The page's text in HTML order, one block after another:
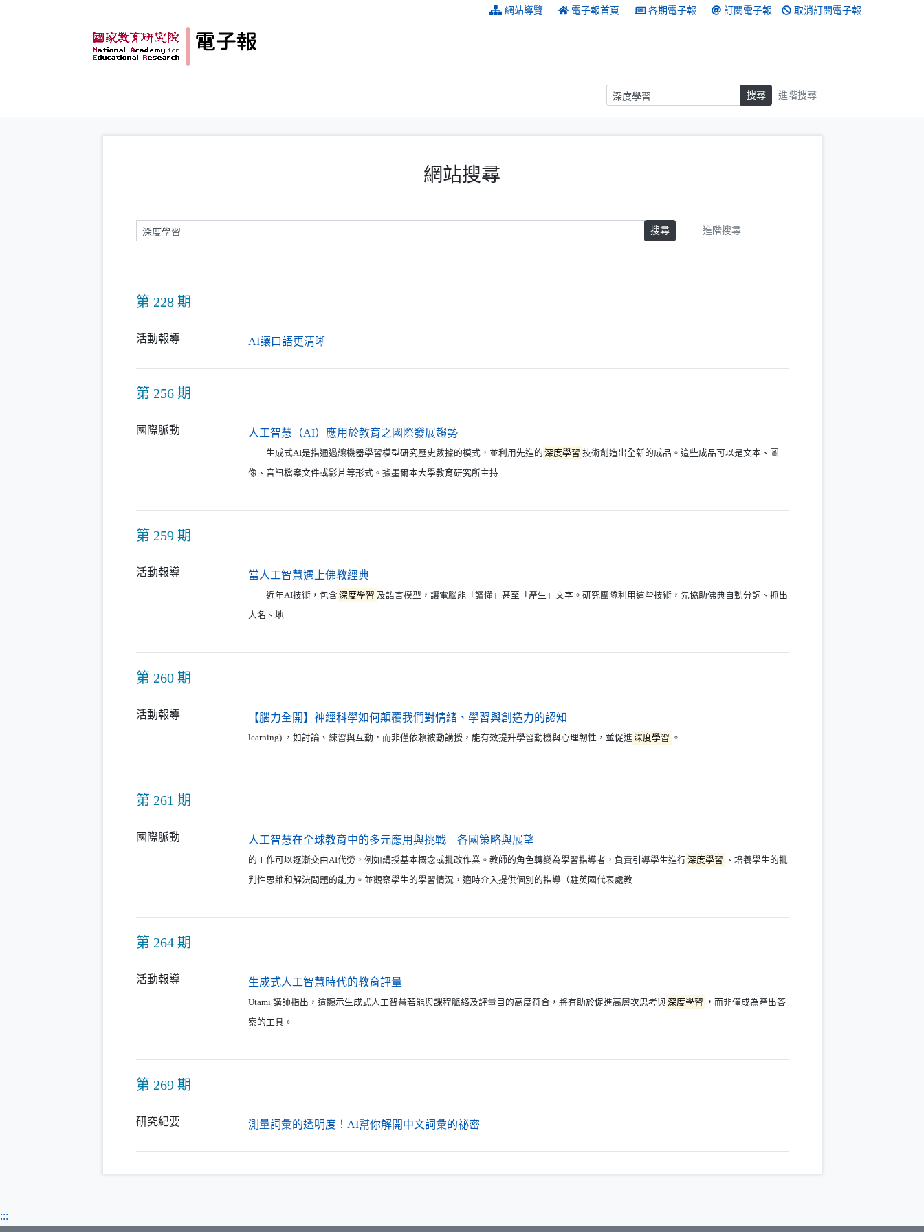
網站導覽 電子報首頁 各期電子報 訂閱電子報 取消訂閱電子報
搜尋 搜尋 進階搜尋
網站搜尋
請輸入關鍵字 搜尋 進階搜尋
第 228 期
活動報導 AI讓口語更清晰（另開新視窗）
第 256 期
國際脈動 人工智慧（AI）應用於教育之國際發展趨勢（另開新視窗）
生成式AI是指通過讓機器學習模型研究歷史數據的模式，並利用先進的 深度學習 技術創造出全新的成品。這些成品可以是文本、圖
像、音訊檔案文件或影片等形式。據墨爾本大學教育研究所主持
第 259 期
活動報導 當人工智慧遇上佛教經典（另開新視窗）
近年AI技術，包含 深度學習 及語言模型，讓電腦能「讀懂」甚至「產生」文字。研究團隊利用這些技術，先協助佛典自動分詞、抓出
人名、地
第 260 期
活動報導 【腦力全開】神經科學如何顛覆我們對情緒、學習與創造力的認知（另開新視窗）
learning) ，如討論、練習與互動，而非僅依賴被動講授，能有效提升學習動機與心理韌性，並促進 深度學習 。
第 261 期
國際脈動 人工智慧在全球教育中的多元應用與挑戰—各國策略與展望（另開新視窗）
的工作可以逐漸交由AI代勞，例如講授基本概念或批改作業。教師的角色轉變為學習指導者，負責引導學生進行深度學習 、培養學生的批
判性思維和解決問題的能力。並觀察學生的學習情況，適時介入提供個別的指導（駐英國代表處教
第 264 期
活動報導 生成式人工智慧時代的教育評量（另開新視窗）
Utami 講師指出，這顯示生成式人工智慧若能與課程脈絡及評量目的高度符合，將有助於促進高層次思考與深度學習 ，而非僅成為產出答
案的工具。
第 269 期
研究紀要 測量詞彙的透明度！AI幫你解開中文詞彙的祕密（另開新視窗）
:::